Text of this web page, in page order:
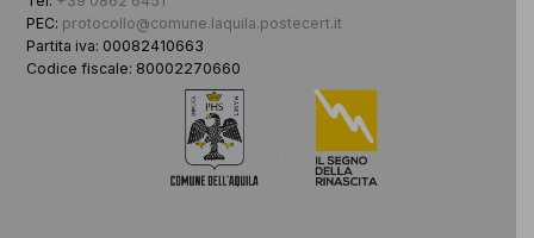
PEC: protocollo@comune.laquila.postecert.it
Partita iva: 00082410663
Codice fiscale: 80002270660